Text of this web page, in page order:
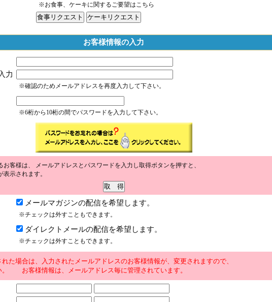
※お食事、ケーキに関するご要望はこちら
お客様情報の入力
力
※確認のためメールアドレスを再度入力して下さい。
※6桁から10桁の間でパスワードを入力して下さい。
お客様は、 メールアドレスとパスワードを入力し取得ボタンを押すと、
示されます。
メールマガジンの配信を希望します。
※チェックは外すこともできます。
ダイレクトメールの配信を希望します。
※チェックは外すこともできます。
た場合は、入力されたメールアドレスのお客様情報が、変更されますので、
。 お客様情報は、メールアドレス毎に管理されています。